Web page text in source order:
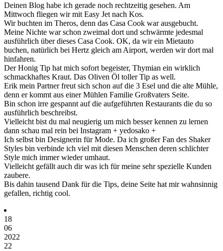
Deinen Blog habe ich gerade noch rechtzeitig gesehen. Am
Mittwoch fliegen wir mit Easy Jet nach Kos.
Wir buchten im Theros, denn das Casa Cook war ausgebucht.
Meine Nichte war schon zweimal dort und schwärmte jedesmal
ausführlich über dieses Casa Cook. OK, da wir ein Mietauto
buchen, natürlich bei Hertz gleich am Airport, werden wir dort mal
hinfahren.
Der Honig Tip hat mich sofort begeister, Thymian ein wirklich
schmackhaftes Kraut. Das Oliven Öl toller Tip as well.
Erik mein Partner freut sich schon auf die 3 Esel und die alte Mühle,
denn er kommt aus einer Mühlen Familie Großvaters Seite.
Bin schon irre gespannt auf die aufgeführten Restaurants die du so
ausführlich beschreibst.
Vielleicht bist du mal neugierig um mich besser kennen zu lernen
dann schau mal rein bei Instagram + yedosako +
Ich selbst bin Designerin für Mode. Da ich großer Fan des Shaker
Styles bin verbinde ich viel mit diesen Menschen deren schlichter
Style mich immer wieder umhaut.
Vielleicht gefällt auch dir was ich für meine sehr spezielle Kunden
zaubere.
Bis dahin tausend Dank für die Tips, deine Seite hat mir wahnsinnig
gefallen, richtig cool.
18
06
2022
22